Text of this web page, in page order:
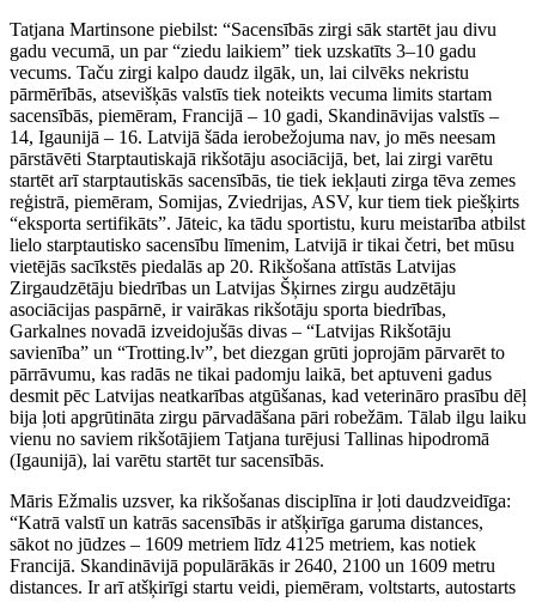
Tatjana Martinsone piebilst: “Sacensībās zirgi sāk startēt jau divu
gadu vecumā, un par “ziedu laikiem” tiek uzskatīts 3–10 gadu
vecums. Taču zirgi kalpo daudz ilgāk, un, lai cilvēks nekristu
pārmērībās, atsevišķās valstīs tiek noteikts vecuma limits startam
sacensībās, piemēram, Francijā – 10 gadi, Skandināvijas valstīs –
14, Igaunijā – 16. Latvijā šāda ierobežojuma nav, jo mēs neesam
pārstāvēti Starptautiskajā rikšotāju asociācijā, bet, lai zirgi varētu
startēt arī starptautiskās sacensībās, tie tiek iekļauti zirga tēva zemes
reģistrā, piemēram, Somijas, Zviedrijas, ASV, kur tiem tiek piešķirts
“eksporta sertifikāts”. Jāteic, ka tādu sportistu, kuru meistarība atbilst
lielo starptautisko sacensību līmenim, Latvijā ir tikai četri, bet mūsu
vietējās sacīkstēs piedalās ap 20. Rikšošana attīstās Latvijas
Zirgaudzētāju biedrības un Latvijas Šķirnes zirgu audzētāju
asociācijas paspārnē, ir vairākas rikšotāju sporta biedrības,
Garkalnes novadā izveidojušās divas – “Latvijas Rikšotāju
savienība” un “Trotting.lv”, bet diezgan grūti joprojām pārvarēt to
pārrāvumu, kas radās ne tikai padomju laikā, bet aptuveni gadus
desmit pēc Latvijas neatkarības atgūšanas, kad veterināro prasību dēļ
bija ļoti apgrūtināta zirgu pārvadāšana pāri robežām. Tālab ilgu laiku
vienu no saviem rikšotājiem Tatjana turējusi Tallinas hipodromā
(Igaunijā), lai varētu startēt tur sacensībās.
Māris Ežmalis uzsver, ka rikšošanas disciplīna ir ļoti daudzveidīga:
“Katrā valstī un katrās sacensībās ir atšķirīga garuma distances,
sākot no jūdzes – 1609 metriem līdz 4125 metriem, kas notiek
Francijā. Skandināvijā populārākās ir 2640, 2100 un 1609 metru
distances. Ir arī atšķirīgi startu veidi, piemēram, voltstarts, autostarts